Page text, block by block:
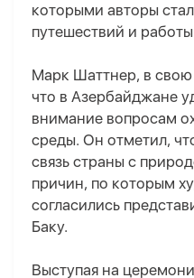
которыми авторы
путешествий и
Марк Шаттнер, в свою
что в Азербайджане
внимание вопросам
среды. Он отметил,
связь страны с
причин, по которым
согласились
Баку.
Выступая на